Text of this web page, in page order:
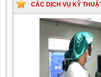
CÁC DỊCH VỤ KỸ